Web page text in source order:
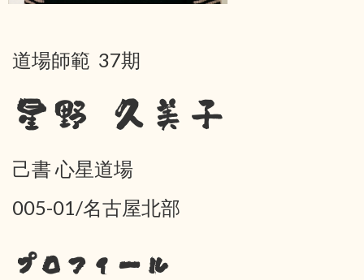
道場師範 37期
星野 久美子
己書 心星道場
005-01/名古屋北部
プロフィール